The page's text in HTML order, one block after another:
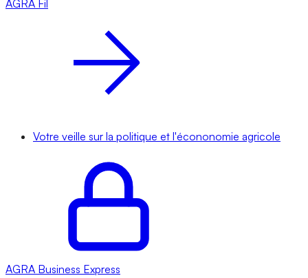
AGRA Fil
Votre veille sur la politique et l'écononomie agricole
AGRA Business Express